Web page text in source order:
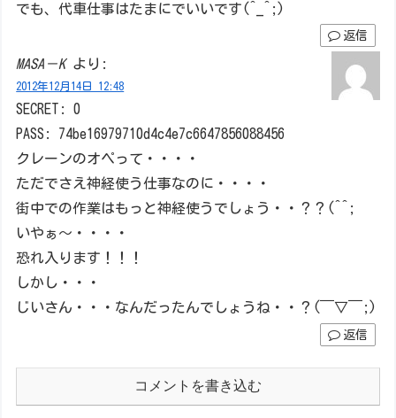
でも、代車仕事はたまにでいいです(^_^;)
返信
MASA－K より:
2012年12月14日 12:48
SECRET: 0
PASS: 74be16979710d4c4e7c6647856088456
クレーンのオペって・・・・
ただでさえ神経使う仕事なのに・・・・
街中での作業はもっと神経使うでしょう・・？？(^^;
いやぁ～・・・・
恐れ入ります！！！
しかし・・・
じいさん・・・なんだったんでしょうね・・？(￣▽￣;)
返信
コメントを書き込む